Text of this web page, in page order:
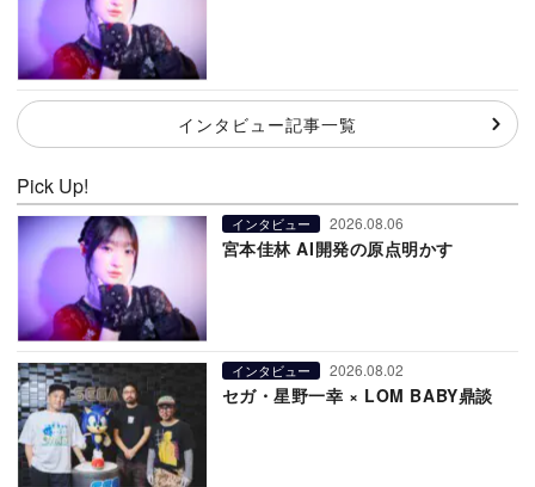
インタビュー記事一覧
Pick Up!
インタビュー 2026.08.06
宮本佳林 AI開発の原点明かす
インタビュー 2026.08.02
セガ・星野一幸 × LOM BABY鼎談